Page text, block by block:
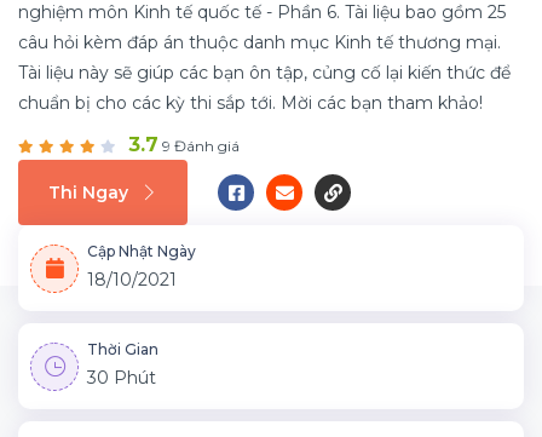
nghiệm môn Kinh tế quốc tế - Phần 6. Tài liệu bao gồm 25
câu hỏi kèm đáp án thuộc danh mục Kinh tế thương mại.
Tài liệu này sẽ giúp các bạn ôn tập, củng cố lại kiến thức để
chuẩn bị cho các kỳ thi sắp tới. Mời các bạn tham khảo!
3.7 9 Đánh giá
Thi Ngay
Cập Nhật Ngày
18/10/2021
Thời Gian
30 Phút